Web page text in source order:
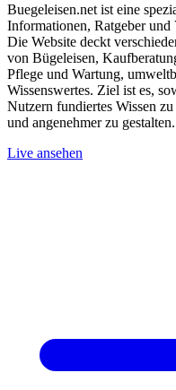
Buegeleisen.net ist eine
Informationen, Ratgeber und
Die Website deckt
von Bügeleisen,
Pflege und Wartung,
Wissenswertes. Ziel ist es,
Nutzern fundiertes Wissen
und angenehmer zu gestalten.
Live ansehen